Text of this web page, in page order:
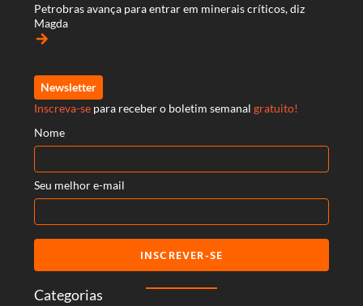
Categorias
Petrobras avança para entrar em minerais críticos, diz
Magda
arrow_forward
Newsletter
Inscreva-se para receber o boletim semanal gratuito!
Nome
Seu melhor e-mail
INSCREVER-SE